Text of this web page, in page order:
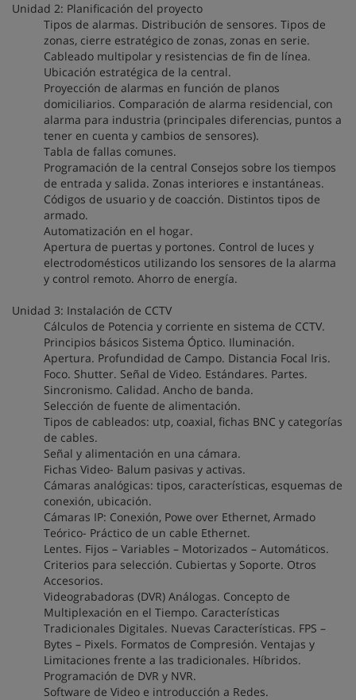
Unidad 2: Planificación del proyecto
Tipos de alarmas. Distribución de sensores. Tipos de
zonas, cierre estratégico de zonas, zonas en serie.
Cableado multipolar y resistencias de fin de línea.
Ubicación estratégica de la central.
Proyección de alarmas en función de planos
domiciliarios. Comparación de alarma residencial, con
alarma para industria (principales diferencias, puntos a
tener en cuenta y cambios de sensores).
Tabla de fallas comunes.
Programación de la central Consejos sobre los tiempos
de entrada y salida. Zonas interiores e instantáneas.
Códigos de usuario y de coacción. Distintos tipos de
armado.
Automatización en el hogar.
Apertura de puertas y portones. Control de luces y
electrodomésticos utilizando los sensores de la alarma
y control remoto. Ahorro de energía.
Unidad 3: Instalación de CCTV
Cálculos de Potencia y corriente en sistema de CCTV.
Principios básicos Sistema Óptico. Iluminación.
Apertura. Profundidad de Campo. Distancia Focal Iris.
Foco. Shutter. Señal de Video. Estándares. Partes.
Sincronismo. Calidad. Ancho de banda.
Selección de fuente de alimentación.
Tipos de cableados: utp, coaxial, fichas BNC y categorías
de cables.
Señal y alimentación en una cámara.
Fichas Video- Balum pasivas y activas.
Cámaras analógicas: tipos, características, esquemas de
conexión, ubicación.
Cámaras IP: Conexión, Powe over Ethernet, Armado
Teórico- Práctico de un cable Ethernet.
Lentes. Fijos – Variables – Motorizados – Automáticos.
Criterios para selección. Cubiertas y Soporte. Otros
Accesorios.
Videograbadoras (DVR) Análogas. Concepto de
Multiplexación en el Tiempo. Características
Tradicionales Digitales. Nuevas Características. FPS –
Bytes – Pixels. Formatos de Compresión. Ventajas y
Limitaciones frente a las tradicionales. Híbridos.
Programación de DVR y NVR.
Software de Video e introducción a Redes.